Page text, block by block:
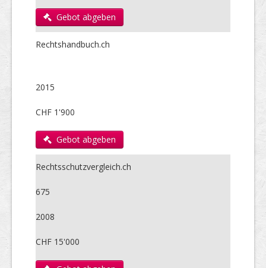
Gebot abgeben
Rechtshandbuch.ch
2015
CHF 1'900
Gebot abgeben
Rechtsschutzvergleich.ch
675
2008
CHF 15'000